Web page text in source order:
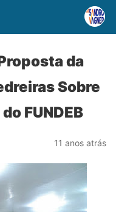
da
Sobre
FUNDEB
11 anos atrás